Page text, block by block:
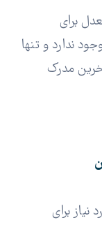
برای
ندارد و تنها
مدرک
برای